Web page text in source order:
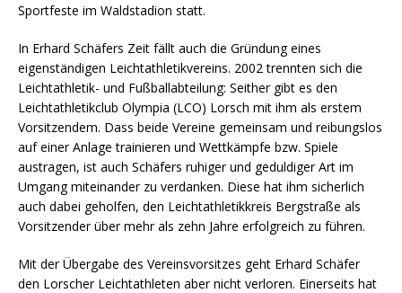
Sportfeste im Waldstadion statt.
In Erhard Schäfers Zeit fällt auch die Gründung eines
eigenständigen Leichtathletikvereins. 2002 trennten sich die
Leichtathletik- und Fußballabteilung: Seither gibt es den
Leichtathletikclub Olympia (LCO) Lorsch mit ihm als erstem
Vorsitzendem. Dass beide Vereine gemeinsam und reibungslos
auf einer Anlage trainieren und Wettkämpfe bzw. Spiele
austragen, ist auch Schäfers ruhiger und geduldiger Art im
Umgang miteinander zu verdanken. Diese hat ihm sicherlich
auch dabei geholfen, den Leichtathletikkreis Bergstraße als
Vorsitzender über mehr als zehn Jahre erfolgreich zu führen.
Mit der Übergabe des Vereinsvorsitzes geht Erhard Schäfer
den Lorscher Leichtathleten aber nicht verloren. Einerseits hat